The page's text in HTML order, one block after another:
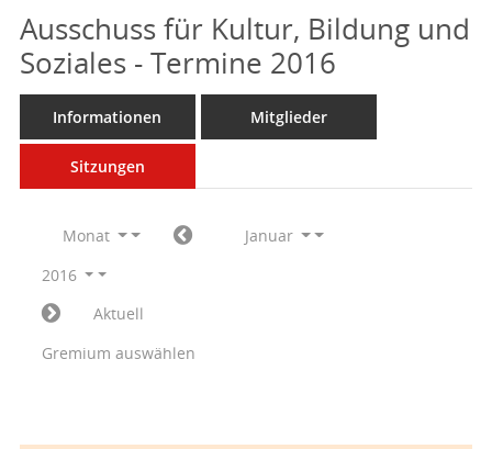
Ausschuss für Kultur, Bildung und
Soziales - Termine 2016
Informationen Mitglieder
Sitzungen
Monat
Januar
2016
Aktuell
Gremium auswählen